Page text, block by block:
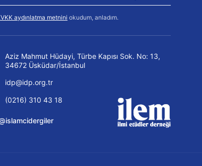
aydınlatma metnini okudum, anladım.
Aziz Mahmut Hüdayi, Türbe Kapısı Sok. No: 13,
34672 Üsküdar/İstanbul
idp@idp.org.tr
(0216) 310 43 18